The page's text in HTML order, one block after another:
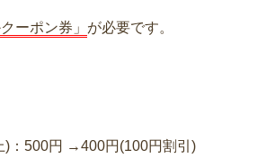
ーポン券」 が必要です。
)：500円 →400円(100円割引)